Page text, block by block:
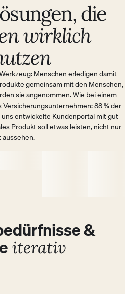
die
wirklich
Menschen erledigen damit
gemeinsam mit den Menschen,
sie angenommen. Wie bei einem
88 % der
entwickelte Kundenportal mit gut
Produkt soll etwas leisten, nicht nur
aussehen.
&
iterativ